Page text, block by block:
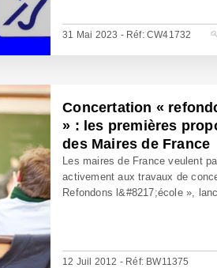
31 Mai 2023 - Réf: CW41732
Concertation «
» : les premières
des Maires de France
Les maires de France veulent
activement aux travaux de
Refondons l&#8217;école »,
12 Juil 2012 - Réf: BW11375